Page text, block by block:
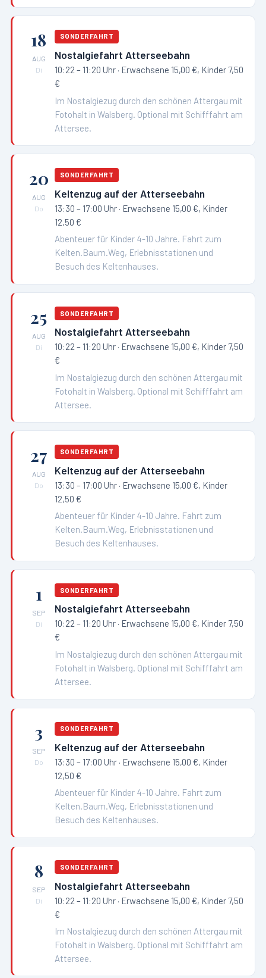
18
AUG
Di
SONDERFAHRT
Nostalgiefahrt Atterseebahn
10:22 – 11:20 Uhr · Erwachsene 15,00 €, Kinder 7,50
€
Im Nostalgiezug durch den schönen Attergau mit
Fotohalt in Walsberg. Optional mit Schifffahrt am
Attersee.
20
AUG
Do
SONDERFAHRT
Keltenzug auf der Atterseebahn
13:30 – 17:00 Uhr · Erwachsene 15,00 €, Kinder
12,50 €
Abenteuer für Kinder 4-10 Jahre. Fahrt zum
Kelten.Baum.Weg, Erlebnisstationen und
Besuch des Keltenhauses.
25
AUG
Di
SONDERFAHRT
Nostalgiefahrt Atterseebahn
10:22 – 11:20 Uhr · Erwachsene 15,00 €, Kinder 7,50
€
Im Nostalgiezug durch den schönen Attergau mit
Fotohalt in Walsberg. Optional mit Schifffahrt am
Attersee.
27
AUG
Do
SONDERFAHRT
Keltenzug auf der Atterseebahn
13:30 – 17:00 Uhr · Erwachsene 15,00 €, Kinder
12,50 €
Abenteuer für Kinder 4-10 Jahre. Fahrt zum
Kelten.Baum.Weg, Erlebnisstationen und
Besuch des Keltenhauses.
1
SEP
Di
SONDERFAHRT
Nostalgiefahrt Atterseebahn
10:22 – 11:20 Uhr · Erwachsene 15,00 €, Kinder 7,50
€
Im Nostalgiezug durch den schönen Attergau mit
Fotohalt in Walsberg. Optional mit Schifffahrt am
Attersee.
3
SEP
Do
SONDERFAHRT
Keltenzug auf der Atterseebahn
13:30 – 17:00 Uhr · Erwachsene 15,00 €, Kinder
12,50 €
Abenteuer für Kinder 4-10 Jahre. Fahrt zum
Kelten.Baum.Weg, Erlebnisstationen und
Besuch des Keltenhauses.
8
SEP
Di
SONDERFAHRT
Nostalgiefahrt Atterseebahn
10:22 – 11:20 Uhr · Erwachsene 15,00 €, Kinder 7,50
€
Im Nostalgiezug durch den schönen Attergau mit
Fotohalt in Walsberg. Optional mit Schifffahrt am
Attersee.